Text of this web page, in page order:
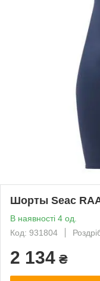
Шорты Seac
В наявності 4 од.
Код: 931804
2 134 ₴